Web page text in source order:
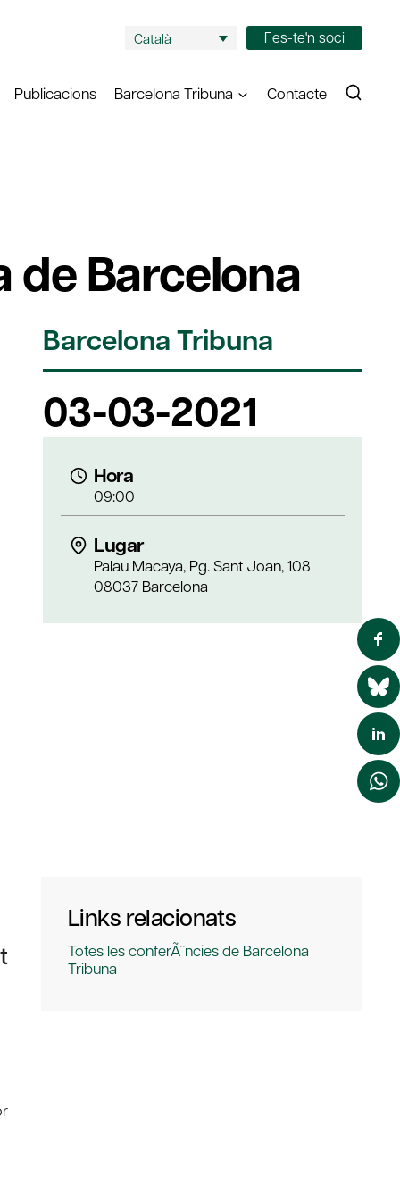
Català Fes-te'n soci
Publicacions Barcelona Tribuna Contacte
de Barcelona
Barcelona Tribuna
03-03-2021
Hora
09:00
Lugar
Palau Macaya, Pg. Sant Joan, 108
08037 Barcelona
Links relacionats
Totes les conferÃ¨ncies de Barcelona
Tribuna